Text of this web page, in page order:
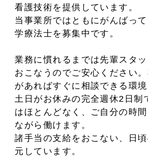
看護技術を提供しています。
当事業所ではともにがんばっ
学療法士を募集中です。
業務に慣れるまでは先輩スタ
おこなうのでご安心ください。
があればすぐに相談できる環境
土日がお休みの完全週休2日制
はほとんどなく、ご自分の時
ながら働けます。
諸手当の支給をおこない、日
元しています。